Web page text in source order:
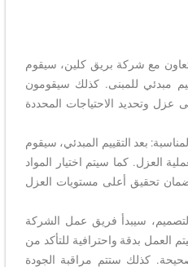
مع شركة بريق كلين، سيقوم
مبدئي للمبنى. كذلك سيقومون
عزل وتحديد الاحتياجات المحددة
بعد التقييم المبدئي، سيقوم
العزل. كما سيتم اختيار المواد
لضمان تحقيق أعلى مستويات العزل
التصميم، سيبدأ فريق عمل الشركة
العمل بدقة واحترافية للتأكد من
كذلك ستتم مراقبة الجودة